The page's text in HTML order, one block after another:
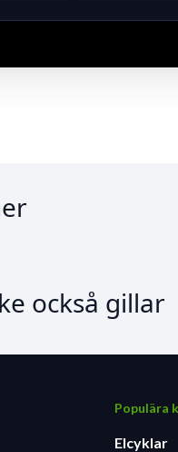
också gillar
Populära
Elcyklar